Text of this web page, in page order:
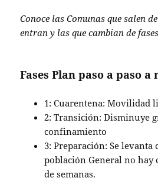
Conoce las Comunas que salen
entran y las que cambian de
Fases Plan paso a paso
1: Cuarentena: Movilidad
2: Transición: Disminuye
confinamiento
3: Preparación: Se levanta
población General no hay
de semanas.